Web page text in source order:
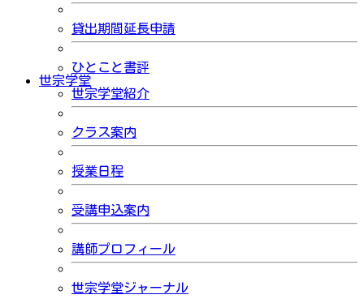
貸出期間延長申請
ひとこと書評
世宗学堂
世宗学堂紹介
クラス案内
授業日程
受講申込案内
講師プロフィール
世宗学堂ジャーナル